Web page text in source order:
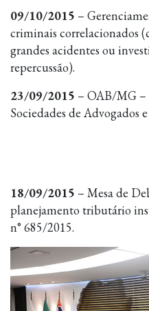
09/10/2015 –
criminais correlacionados
grandes acidentes ou
repercussão).
23/09/2015 – OAB/MG
Sociedades de Advogados
18/09/2015 – Mesa de
planejamento tributário
n° 685/2015.